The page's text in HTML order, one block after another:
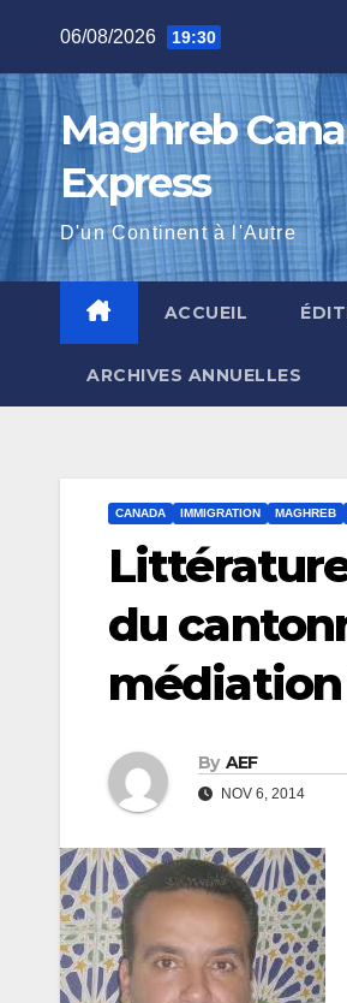
content
06/08/2026 19:30
Maghreb
Express
D'un Continent à l'Autre
ACCUEIL
ARCHIVES ANNUELLES
CANADA IMMIGRATION MAGHREB
du
By AEF
NOV 6, 2014